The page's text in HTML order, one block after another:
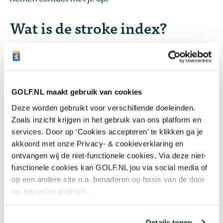
GOLF.NL maakt gebruik van cookies
Deze worden gebruikt voor verschillende doeleinden.
Zoals inzicht krijgen in het gebruik van ons platform en
services. Door op ‘Cookies accepteren’ te klikken ga je
akkoord met onze Privacy- & cookieverklaring en
ontvangen wij de niet-functionele cookies. Via deze niet-
functionele cookies kan GOLF.NL jou via social media of
op een andere site o.a. benaderen op basis van de door
jou bezochte pagina’s.
Wat is de stroke index?
vatten als de waarde die wordt toegekend aan elke
stroke index is een indicatie van de moeilijkheid van
een bepaalde hole, waarbij idealiter de moeilijkste
hole stroke index 1 krijgt en de makkelijkste hole
stroke index 18.
Wist je dat stroke index 1 tot en met 4 bijna nooit aan
het begin of aan het einde van de ronde
voorkomen?
Lees er hier meer over